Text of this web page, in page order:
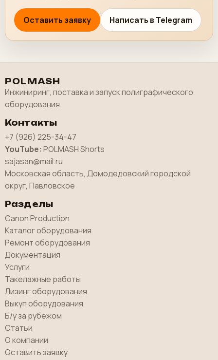
Оставить заявку Написать в Telegram
POLMASH
Инжиниринг, поставка и запуск полиграфического
оборудования.
Контакты
+7 (926) 225-34-47
YouTube: POLMASH Shorts
sajasan@mail.ru
Московская область, Домодедовский городской
округ, Павловское
Разделы
Canon Production
Каталог оборудования
Ремонт оборудования
Документация
Услуги
Такелажные работы
Лизинг оборудования
Выкуп оборудования
Б/у за рубежом
Статьи
О компании
Оставить заявку